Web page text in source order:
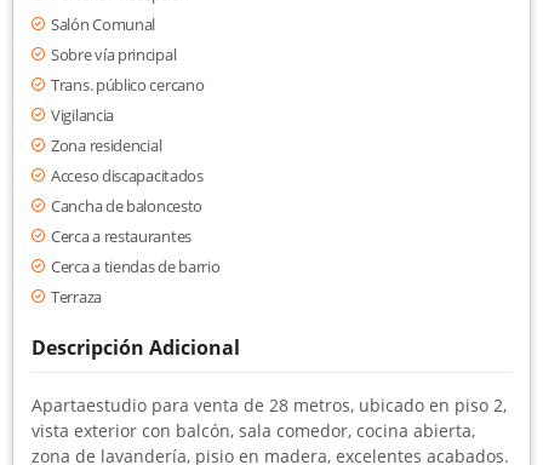
Salón Comunal
Sobre vía principal
Trans. público cercano
Vigilancia
Zona residencial
Acceso discapacitados
Cancha de baloncesto
Cerca a restaurantes
Cerca a tiendas de barrio
Terraza
Descripción Adicional
Apartaestudio para venta de 28 metros, ubicado en piso 2,
vista exterior con balcón, sala comedor, cocina abierta,
zona de lavandería, pisio en madera, excelentes acabados.